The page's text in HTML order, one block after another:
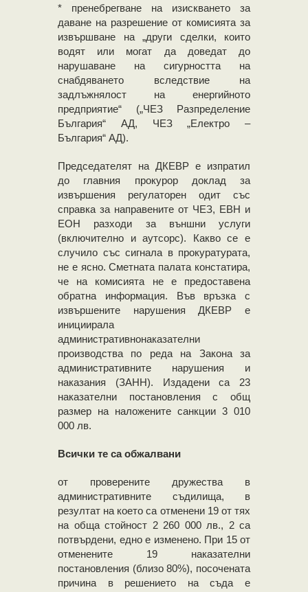
* пренебрегване на изискването за
даване на разрешение от комисията за
извършване на „други сделки, които
водят или могат да доведат до
нарушаване на сигурността на
снабдяването вследствие на
задлъжнялост на енергийното
предприятие“ („ЧЕЗ Разпределение
България“ АД, ЧЕЗ „Електро –
България“ АД).
Председателят на ДКЕВР е изпратил
до главния прокурор доклад за
извършения регулаторен одит със
справка за направените от ЧЕЗ, ЕВН и
ЕОН разходи за външни услуги
(включително и аутсорс). Какво се е
случило със сигнала в прокуратурата,
не е ясно. Сметната палата констатира,
че на комисията не е предоставена
обратна информация. Във връзка с
извършените нарушения ДКЕВР е
инициирала
административнонаказателни
производства по реда на Закона за
административните нарушения и
наказания (ЗАНН). Издадени са 23
наказателни постановления с общ
размер на наложените санкции 3 010
000 лв.
Всички те са обжалвани
от проверените дружества в
административните съдилища, в
резултат на което са отменени 19 от тях
на обща стойност 2 260 000 лв., 2 са
потвърдени, едно е изменено. При 15 от
отменените 19 наказателни
постановления (близо 80%), посочената
причина в решението на съда е